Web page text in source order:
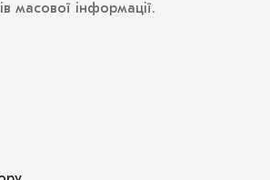
масової інформації.